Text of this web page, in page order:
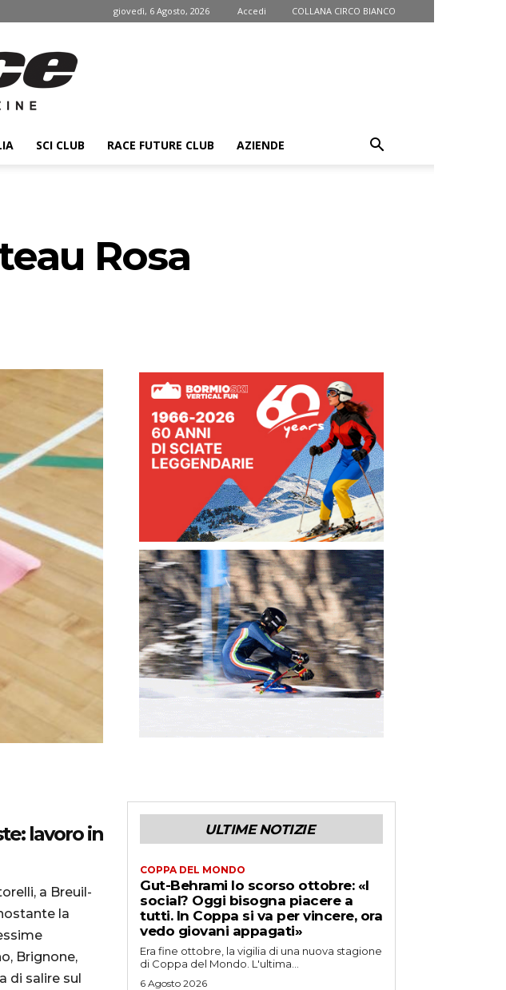
giovedì, 6 Agosto, 2026 Accedi COLLANA CIRCO BIANCO
SCI CLUB RACE FUTURE CLUB AZIENDE
Rosa
lavoro in
a Breuil-
la
Brignone,
di salire sul
ULTIME NOTIZIE
COPPA DEL MONDO
Gut-Behrami lo scorso ottobre: «I
social? Oggi bisogna piacere a
tutti. In Coppa si va per vincere, ora
vedo giovani appagati»
Era fine ottobre, la vigilia di una nuova stagione
di Coppa del Mondo. L'ultima...
6 Agosto 2026